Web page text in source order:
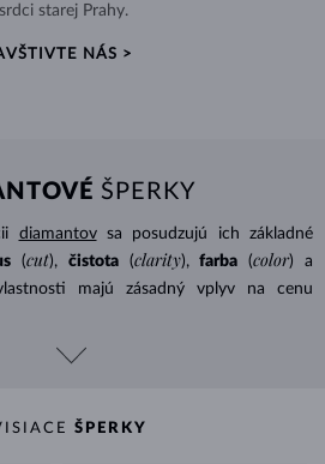
starej Prahy.
NÁS >
ŠPERKY
diamantovsa posudzujú ich základné
(cut), čistota (clarity), farba (color) a
majú zásadný vplyv na cenu
ŠPERKY